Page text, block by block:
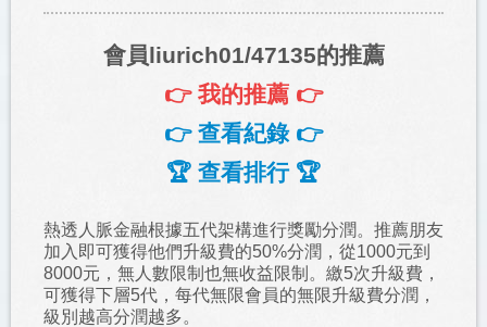
會員liurich01/47135的推薦
👉 我的推薦 👉
👉 查看紀錄 👉
🏆 查看排行 🏆
熱透人脈金融根據五代架構進行獎勵分潤。推薦朋友
加入即可獲得他們升級費的50%分潤，從1000元到
8000元，無人數限制也無收益限制。繳5次升級費，
可獲得下層5代，每代無限會員的無限升級費分潤，
級別越高分潤越多。